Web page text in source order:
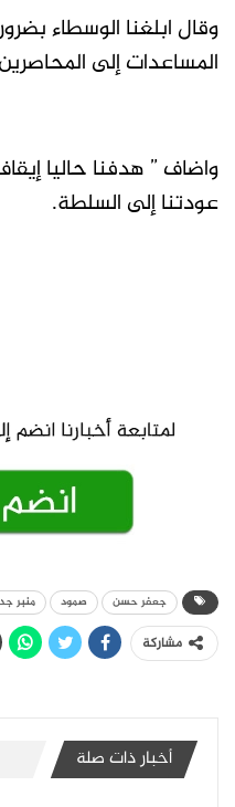
وقال ابلغنا الوسطاء
المساعدات إلى
واضاف ” هدفنا حاليا
عودتنا إلى السلطة.
جعفر حسن صمود منبر
مشاركة
أخبار ذات صلة